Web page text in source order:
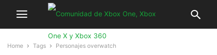
Home Tags Personajes overwatch